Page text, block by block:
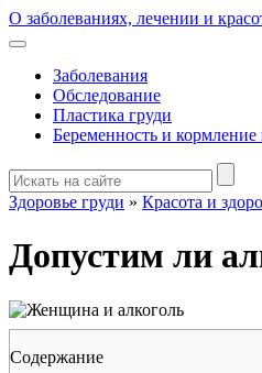
О заболеваниях, лечении и
Заболевания
Обследование
Пластика груди
Беременность и кормление
Здоровье груди » Красота и
Допустим ли
Содержание